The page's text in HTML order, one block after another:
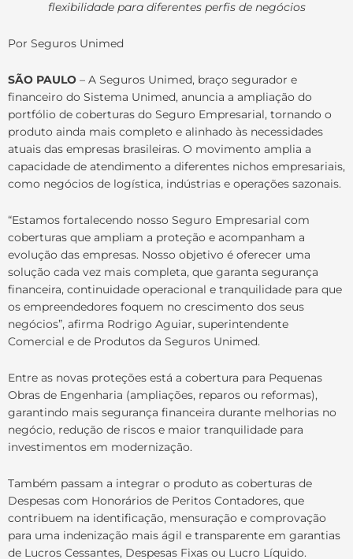
flexibilidade para diferentes perfis de negócios
Por Seguros Unimed
SÃO PAULO – A Seguros Unimed, braço segurador e
financeiro do Sistema Unimed, anuncia a ampliação do
portfólio de coberturas do Seguro Empresarial, tornando o
produto ainda mais completo e alinhado às necessidades
atuais das empresas brasileiras. O movimento amplia a
capacidade de atendimento a diferentes nichos empresariais,
como negócios de logística, indústrias e operações sazonais.
“Estamos fortalecendo nosso Seguro Empresarial com
coberturas que ampliam a proteção e acompanham a
evolução das empresas. Nosso objetivo é oferecer uma
solução cada vez mais completa, que garanta segurança
financeira, continuidade operacional e tranquilidade para que
os empreendedores foquem no crescimento dos seus
negócios”, afirma Rodrigo Aguiar, superintendente
Comercial e de Produtos da Seguros Unimed.
Entre as novas proteções está a cobertura para Pequenas
Obras de Engenharia (ampliações, reparos ou reformas),
garantindo mais segurança financeira durante melhorias no
negócio, redução de riscos e maior tranquilidade para
investimentos em modernização.
Também passam a integrar o produto as coberturas de
Despesas com Honorários de Peritos Contadores, que
contribuem na identificação, mensuração e comprovação
para uma indenização mais ágil e transparente em garantias
de Lucros Cessantes, Despesas Fixas ou Lucro Líquido.